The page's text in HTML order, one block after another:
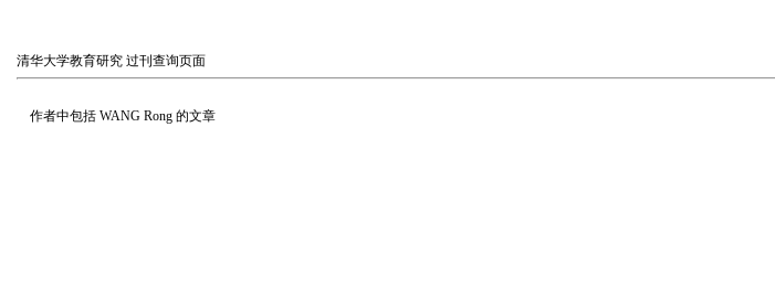
清华大学教育研究 过刊查询页面
作者中包括 WANG Rong 的文章